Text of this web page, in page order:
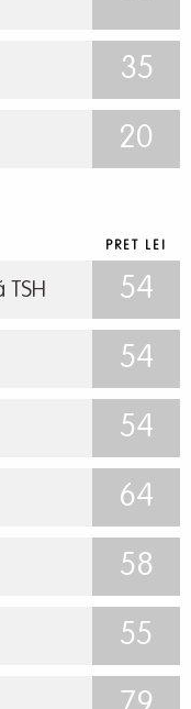
35
20
PRET LEI
TSH 54
54
54
64
58
55